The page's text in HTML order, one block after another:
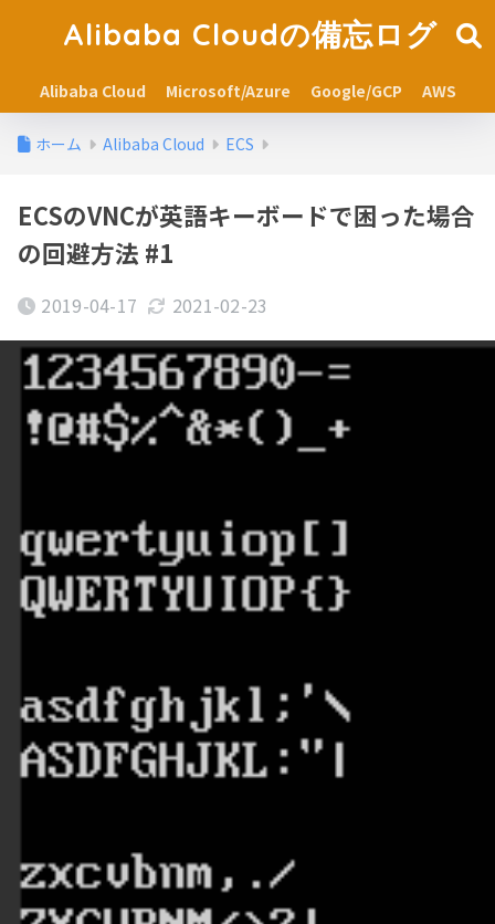
Alibaba Cloudの備忘ログ
Alibaba Cloud Microsoft/Azure Google/GCP AWS
ホーム Alibaba Cloud ECS
ECSのVNCが英語キーボードで困った場合
の回避方法 #1
2019-04-17 2021-02-23